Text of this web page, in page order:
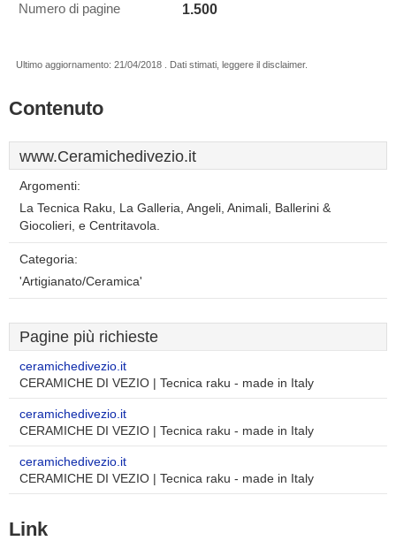
Numero di pagine 1.500
Ultimo aggiornamento: 21/04/2018 . Dati stimati, leggere il disclaimer.
Contenuto
www.Ceramichedivezio.it
Argomenti:
La Tecnica Raku, La Galleria, Angeli, Animali, Ballerini &
Giocolieri, e Centritavola.
Categoria:
'Artigianato/Ceramica'
Pagine più richieste
ceramichedivezio.it
CERAMICHE DI VEZIO | Tecnica raku - made in Italy
ceramichedivezio.it
CERAMICHE DI VEZIO | Tecnica raku - made in Italy
ceramichedivezio.it
CERAMICHE DI VEZIO | Tecnica raku - made in Italy
Link